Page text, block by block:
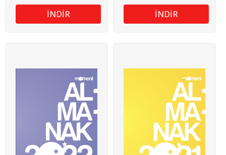
İNDİR İNDİR